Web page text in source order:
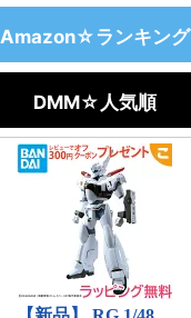
Amazon☆ランキング
DMM☆人気順